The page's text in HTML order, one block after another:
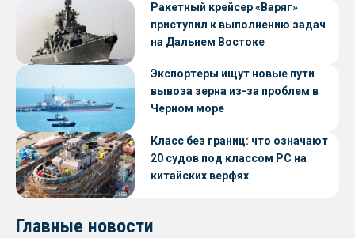
Ракетный крейсер «Варяг»
приступил к выполнению задач
на Дальнем Востоке
Экспортеры ищут новые пути
вывоза зерна из-за проблем в
Черном море
Класс без границ: что означают
20 судов под классом РС на
китайских верфях
Главные новости